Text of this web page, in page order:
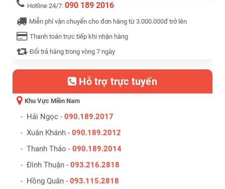
Hotline 24/7: 090 189 2016
Miễn phí vận chuyển cho đơn hàng từ 3.000.000đ trở lên
Thanh toán trực tiếp khi nhận hàng
Đổi trả hàng trong vòng 7 ngày
Hỗ trợ trực tuyến
Khu Vực Miền Nam
- Hải Ngọc - 090.189.2017
- Xuân Khánh - 090.189.2012
- Thanh Thảo - 090.189.2014
- Đình Thuận - 093.216.2818
- Hồng Quân - 093.115.2818